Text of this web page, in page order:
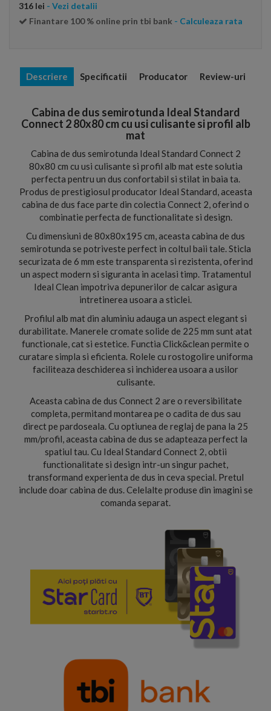
316 lei - Vezi detalii
Finantare 100 % online prin tbi bank - Calculeaza rata
Descriere Specificatii Producator Review-uri
Cabina de dus semirotunda Ideal Standard
Connect 2 80x80 cm cu usi culisante si profil alb
mat
Cabina de dus semirotunda Ideal Standard Connect 2
80x80 cm cu usi culisante si profil alb mat este solutia
perfecta pentru un dus confortabil si stilat in baia ta.
Produs de prestigiosul producator Ideal Standard, aceasta
cabina de dus face parte din colectia Connect 2, oferind o
combinatie perfecta de functionalitate si design.
Cu dimensiuni de 80x80x195 cm, aceasta cabina de dus
semirotunda se potriveste perfect in coltul baii tale. Sticla
securizata de 6 mm este transparenta si rezistenta, oferind
un aspect modern si siguranta in acelasi timp. Tratamentul
Ideal Clean impotriva depunerilor de calcar asigura
intretinerea usoara a sticlei.
Profilul alb mat din aluminiu adauga un aspect elegant si
durabilitate. Manerele cromate solide de 225 mm sunt atat
functionale, cat si estetice. Functia Click&clean permite o
curatare simpla si eficienta. Rolele cu rostogolire uniforma
faciliteaza deschiderea si inchiderea usoara a usilor
culisante.
Aceasta cabina de dus Connect 2 are o reversibilitate
completa, permitand montarea pe o cadita de dus sau
direct pe pardoseala. Cu optiunea de reglaj de pana la 25
mm/profil, aceasta cabina de dus se adapteaza perfect la
spatiul tau. Cu Ideal Standard Connect 2, obtii
functionalitate si design intr-un singur pachet,
transformand experienta de dus in ceva special. Pretul
include doar cabina de dus. Celelalte produse din imagini se
comanda separat.